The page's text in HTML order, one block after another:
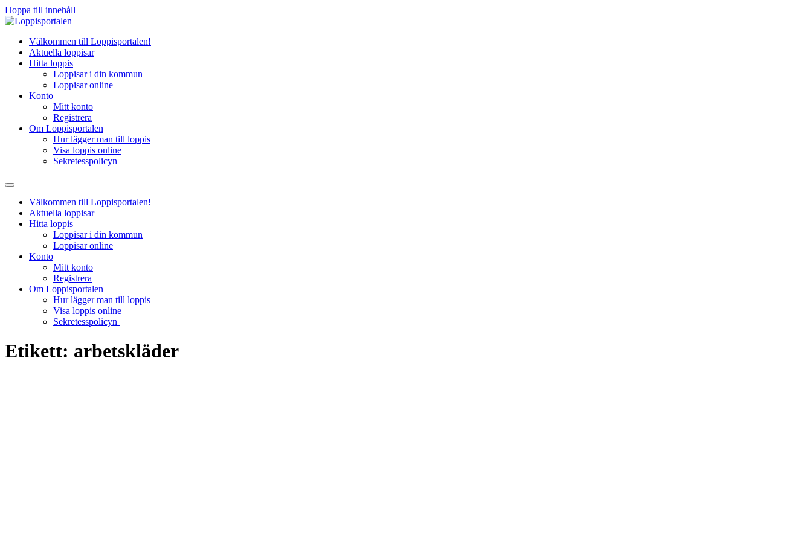
Hoppa till innehåll
Välkommen till Loppisportalen!
Aktuella loppisar
Hitta loppis
Loppisar i din kommun
Loppisar online
Konto
Mitt konto
Registrera
Om Loppisportalen
Hur lägger man till loppis
Visa loppis online
Sekretesspolicyn
Välkommen till Loppisportalen!
Aktuella loppisar
Hitta loppis
Loppisar i din kommun
Loppisar online
Konto
Mitt konto
Registrera
Om Loppisportalen
Hur lägger man till loppis
Visa loppis online
Sekretesspolicyn
Etikett: arbetskläder